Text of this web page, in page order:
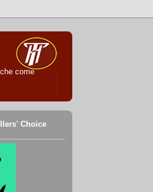
come
Choice